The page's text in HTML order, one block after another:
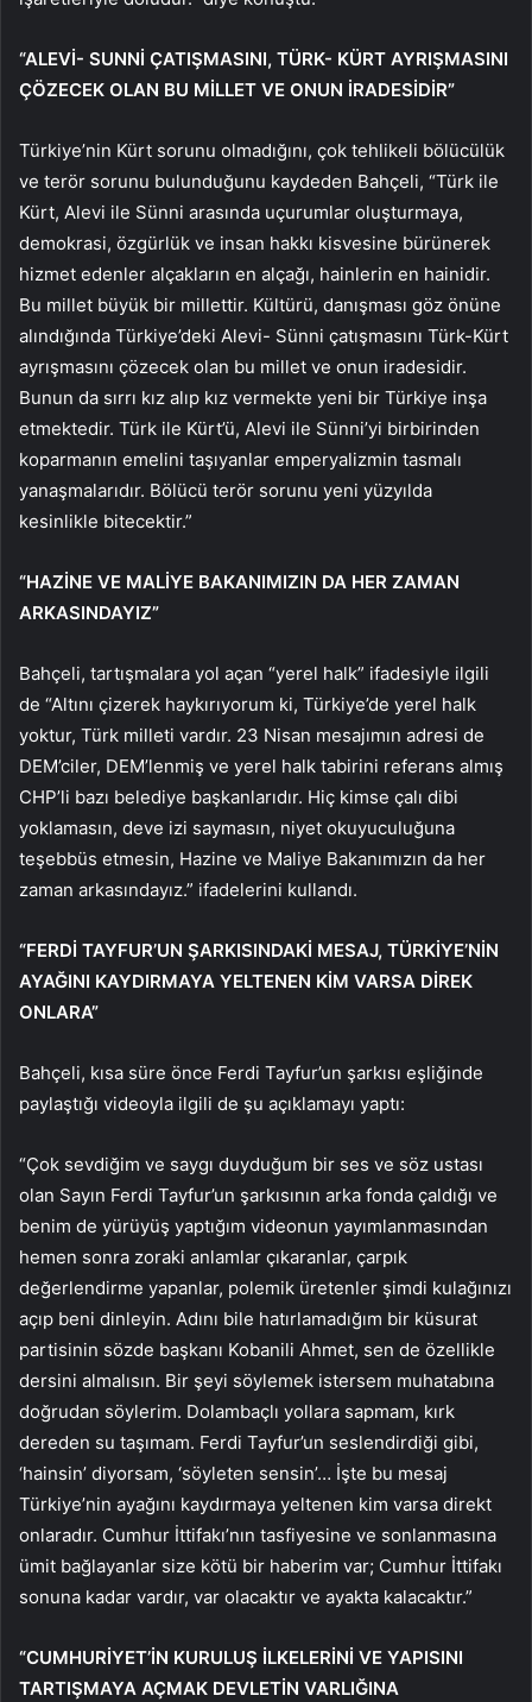
“ALEVİ- SUNNİ ÇATIŞMASINI, TÜRK- KÜRT AYRIŞMASINI
ÇÖZECEK OLAN BU MİLLET VE ONUN İRADESİDİR”
Türkiye’nin Kürt sorunu olmadığını, çok tehlikeli bölücülük
ve terör sorunu bulunduğunu kaydeden Bahçeli, “Türk ile
Kürt, Alevi ile Sünni arasında uçurumlar oluşturmaya,
demokrasi, özgürlük ve insan hakkı kisvesine bürünerek
hizmet edenler alçakların en alçağı, hainlerin en hainidir.
Bu millet büyük bir millettir. Kültürü, danışması göz önüne
alındığında Türkiye’deki Alevi- Sünni çatışmasını Türk-Kürt
ayrışmasını çözecek olan bu millet ve onun iradesidir.
Bunun da sırrı kız alıp kız vermekte yeni bir Türkiye inşa
etmektedir. Türk ile Kürt’ü, Alevi ile Sünni’yi birbirinden
koparmanın emelini taşıyanlar emperyalizmin tasmalı
yanaşmalarıdır. Bölücü terör sorunu yeni yüzyılda
kesinlikle bitecektir.”
“HAZİNE VE MALİYE BAKANIMIZIN DA HER ZAMAN
ARKASINDAYIZ”
Bahçeli, tartışmalara yol açan “yerel halk” ifadesiyle ilgili
de “Altını çizerek haykırıyorum ki, Türkiye’de yerel halk
yoktur, Türk milleti vardır. 23 Nisan mesajımın adresi de
DEM’ciler, DEM’lenmiş ve yerel halk tabirini referans almış
CHP’li bazı belediye başkanlarıdır. Hiç kimse çalı dibi
yoklamasın, deve izi saymasın, niyet okuyuculuğuna
teşebbüs etmesin, Hazine ve Maliye Bakanımızın da her
zaman arkasındayız.” ifadelerini kullandı.
“FERDİ TAYFUR’UN ŞARKISINDAKİ MESAJ, TÜRKİYE’NİN
AYAĞINI KAYDIRMAYA YELTENEN KİM VARSA DİREK
ONLARA”
Bahçeli, kısa süre önce Ferdi Tayfur’un şarkısı eşliğinde
paylaştığı videoyla ilgili de şu açıklamayı yaptı:
“Çok sevdiğim ve saygı duyduğum bir ses ve söz ustası
olan Sayın Ferdi Tayfur’un şarkısının arka fonda çaldığı ve
benim de yürüyüş yaptığım videonun yayımlanmasından
hemen sonra zoraki anlamlar çıkaranlar, çarpık
değerlendirme yapanlar, polemik üretenler şimdi kulağınızı
açıp beni dinleyin. Adını bile hatırlamadığım bir küsurat
partisinin sözde başkanı Kobanili Ahmet, sen de özellikle
dersini almalısın. Bir şeyi söylemek istersem muhatabına
doğrudan söylerim. Dolambaçlı yollara sapmam, kırk
dereden su taşımam. Ferdi Tayfur’un seslendirdiği gibi,
‘hainsin’ diyorsam, ‘söyleten sensin’… İşte bu mesaj
Türkiye’nin ayağını kaydırmaya yeltenen kim varsa direkt
onlaradır. Cumhur İttifakı’nın tasfiyesine ve sonlanmasına
ümit bağlayanlar size kötü bir haberim var; Cumhur İttifakı
sonuna kadar vardır, var olacaktır ve ayakta kalacaktır.”
“CUMHURİYET’İN KURULUŞ İLKELERİNİ VE YAPISINI
TARTIŞMAYA AÇMAK DEVLETİN VARLIĞINA